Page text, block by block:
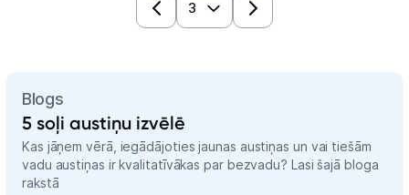
Blogs
5 soļi austiņu izvēlē
Kas jāņem vērā, iegādājoties jaunas austiņas un vai tiešām
vadu austiņas ir kvalitatīvākas par bezvadu? Lasi šajā bloga
rakstā